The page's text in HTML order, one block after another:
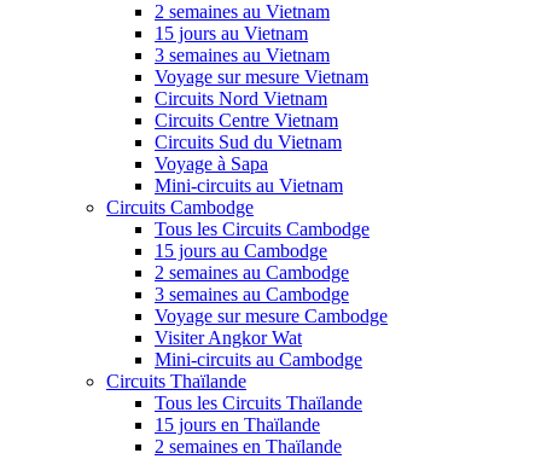
2 semaines au Vietnam
15 jours au Vietnam
3 semaines au Vietnam
Voyage sur mesure Vietnam
Circuits Nord Vietnam
Circuits Centre Vietnam
Circuits Sud du Vietnam
Voyage à Sapa
Mini-circuits au Vietnam
Circuits Cambodge
Tous les Circuits Cambodge
15 jours au Cambodge
2 semaines au Cambodge
3 semaines au Cambodge
Voyage sur mesure Cambodge
Visiter Angkor Wat
Mini-circuits au Cambodge
Circuits Thaïlande
Tous les Circuits Thaïlande
15 jours en Thaïlande
2 semaines en Thaïlande